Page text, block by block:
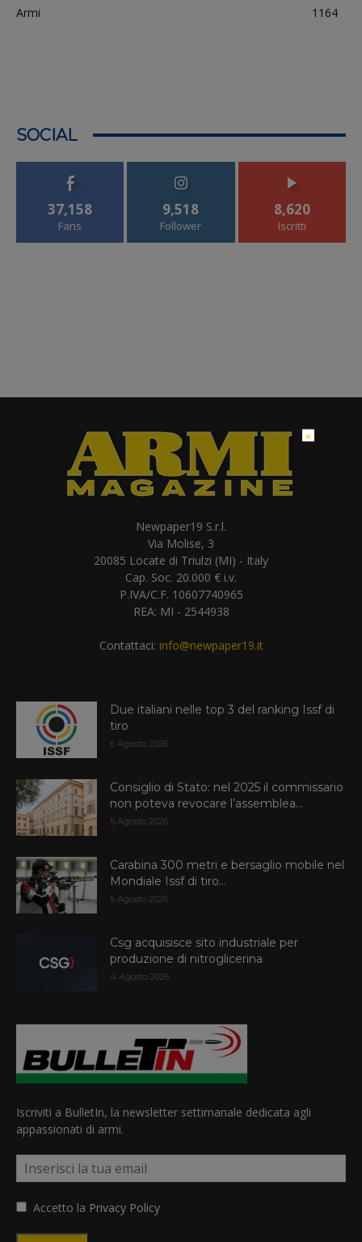
Armi
1164
SOCIAL
37,158
Fans
9,518
Follower
8,620
Iscritti
Newpaper19 S.r.l.
Via Molise, 3
20085 Locate di Triulzi (MI) - Italy
Cap. Soc. 20.000 € i.v.
P.IVA/C.F. 10607740965
REA: MI - 2544938
Contattaci: info@newpaper19.it
Due italiani nelle top 3 del ranking Issf di
tiro
6 Agosto 2026
Consiglio di Stato: nel 2025 il commissario
non poteva revocare l’assemblea...
5 Agosto 2026
Carabina 300 metri e bersaglio mobile nel
Mondiale Issf di tiro...
5 Agosto 2026
Csg acquisisce sito industriale per
produzione di nitroglicerina
4 Agosto 2026
Iscriviti a BulletIn, la newsletter settimanale dedicata agli
appassionati di armi.
Accetto la Privacy Policy
×